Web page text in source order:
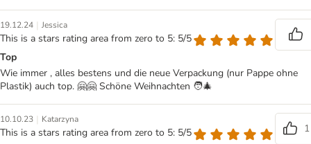
19.12.24 | Jessica
This is a stars rating area from zero to 5: 5/5
Top
Wie immer , alles bestens und die neue Verpackung (nur Pappe ohne
Plastik) auch top. 🤗🤗 Schöne Weihnachten 🧑‍🎄
10.10.23 | Katarzyna
This is a stars rating area from zero to 5: 5/5
1